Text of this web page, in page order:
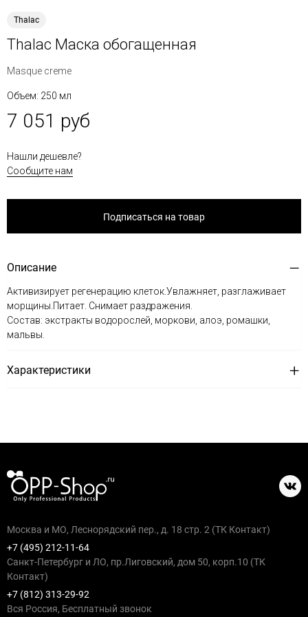
Thalac
Thalac Маска обогащенная
Masque creme
Объем: 250 мл
7 051 руб
Нашли дешевле?
Сообщите нам
Подписаться на товар
Описание
Активизирует регенерацию клеток.Увлажняет, разглаживает
морщины.Питает. Снимает раздражения.
Состав: экстракты водорослей, моркови, алоэ, ромашки,
мальвы.
Характеристики
Москва и МО, Леснорядский пер., д. 18 стр. 2 (ТК Контакт)
+7 (495) 212-11-64
Санкт-Петербург и ЛО, пр.Лиговский, дом 50, корп.10 (ТК
Контакт)
+7 (812) 313-29-92
Вся Россия, Бесплатный звонок